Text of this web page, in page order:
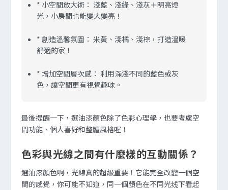
* 小空間放大術： 淺藍、淺綠、淺灰＋明亮燈
光，小房間也能變大變亮！
*創造溫馨氛圍： 米黃、淺橘、淺棕，打造溫暖
舒適的家！
*增加空間層次感： 利用深淺不同的藍色或灰
色，讓空間更有視覺趣味。
最後提醒一下，選油漆顏色除了色彩心理學，也要考慮空
間功能、個人喜好和整體風格喔！
色彩與光線之間有什麼樣的互動關係？
選油漆顏色啊，光線真的超級重要！它能完全改變一個空
間的感覺，你可能不知道，同一個顏色在不同光线下看起